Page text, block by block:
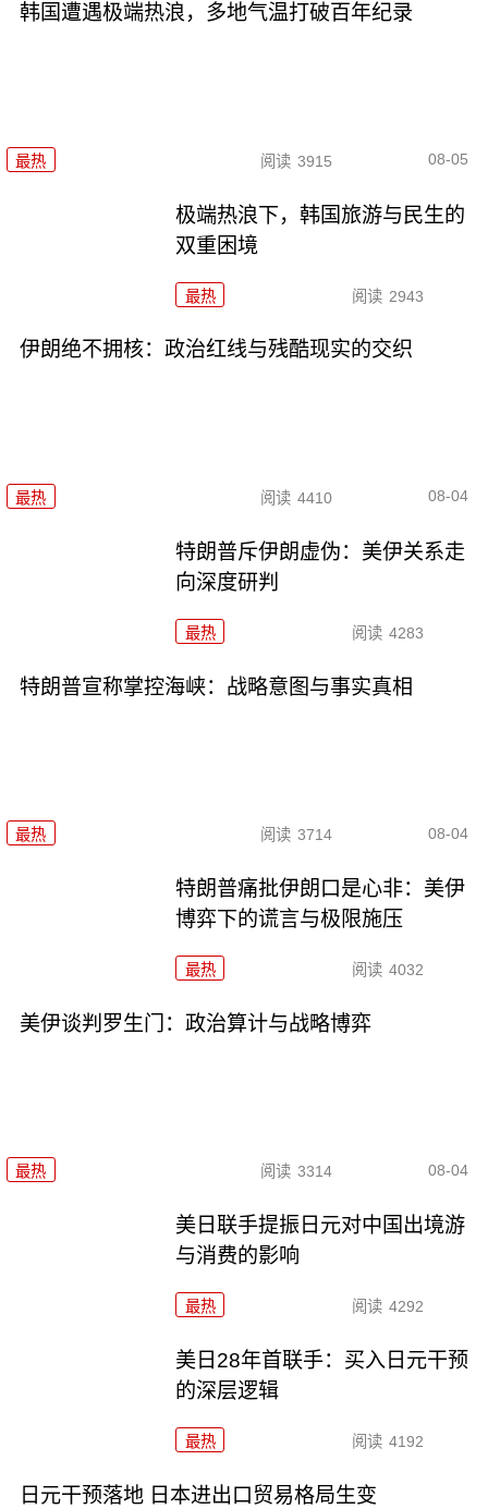
韩国遭遇极端热浪，多地气温打破百年纪录
最热 阅读 3915 08-05
极端热浪下，韩国旅游与民生的
双重困境
最热 阅读 2943
伊朗绝不拥核：政治红线与残酷现实的交织
最热 阅读 4410 08-04
特朗普斥伊朗虚伪：美伊关系走
向深度研判
最热 阅读 4283
特朗普宣称掌控海峡：战略意图与事实真相
最热 阅读 3714 08-04
特朗普痛批伊朗口是心非：美伊
博弈下的谎言与极限施压
最热 阅读 4032
美伊谈判罗生门：政治算计与战略博弈
最热 阅读 3314 08-04
美日联手提振日元对中国出境游
与消费的影响
最热 阅读 4292
美日28年首联手：买入日元干预
的深层逻辑
最热 阅读 4192
日元干预落地 日本进出口贸易格局生变